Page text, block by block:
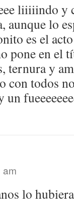
liiiiindo y
aunque lo
es el
pone en el
ternura y
todos
am
lo